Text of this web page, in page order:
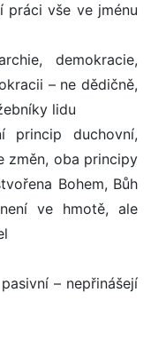
práci vše ve jménu
demokracie,
– ne dědičně,
lidu
princip duchovní,
změn, oba principy
Bohem, Bůh
ve hmotě, ale
– nepřinášejí